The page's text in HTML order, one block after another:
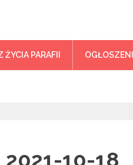
ŻYCIA PARAFII
2021-10-18